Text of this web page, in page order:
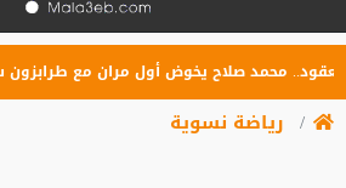
محمد صلاح يخوض أول مران مع طرابزون سبور
رياضة نسوية